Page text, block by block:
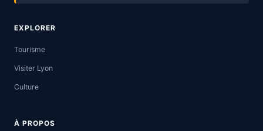
EXPLORER
Tourisme
Visiter Lyon
Culture
À PROPOS